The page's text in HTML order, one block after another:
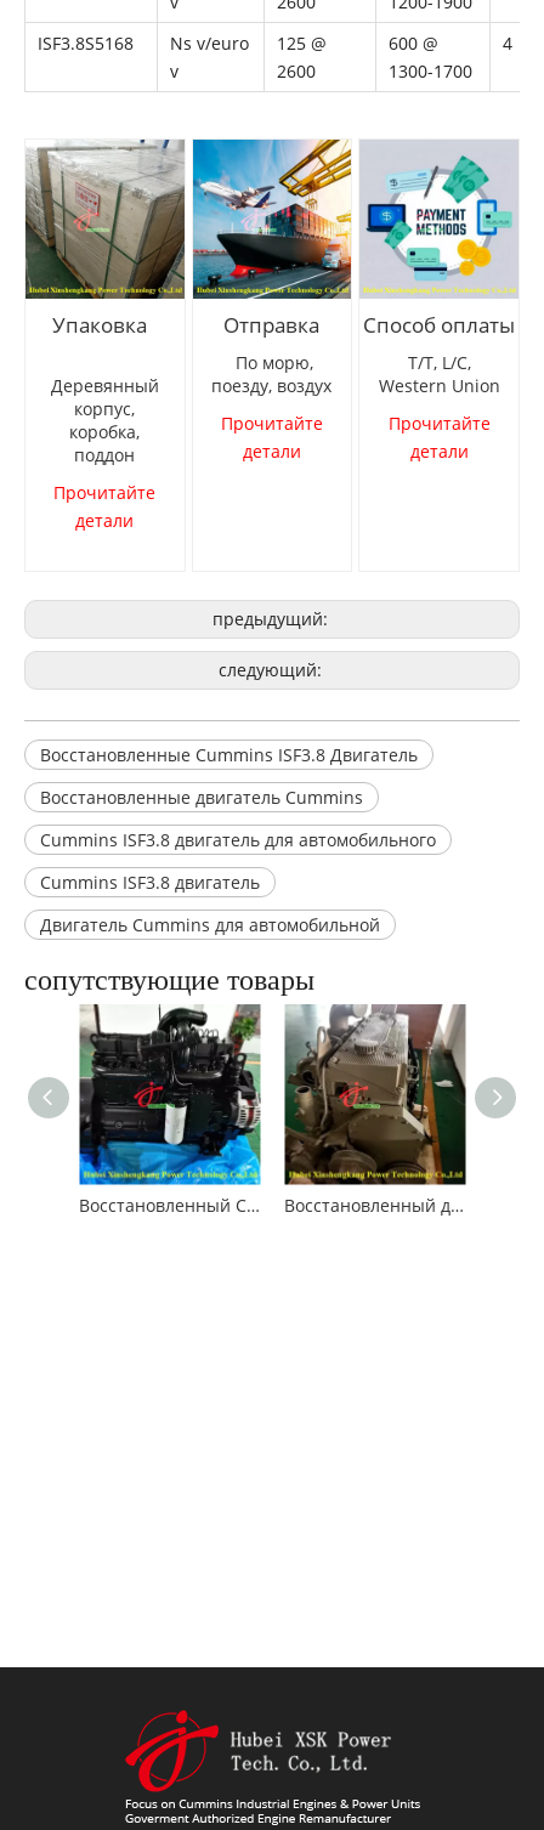
ISF3.8S5168
Ns v/euro
v
125 @
2600
600 @
1300-1700
4
Упаковка
Деревянный
корпус,
коробка,
поддон
Прочитайте
детали
Отправка
По морю,
поезду, воздух
Прочитайте
детали
Способ оплаты
T/T, L/C,
Western Union
Прочитайте
детали
предыдущий:
следующий:
Восстановленные Cummins ISF3.8 Двигатель
Восстановленные двигатель Cummins
Cummins ISF3.8 двигатель для автомобильного
Cummins ISF3.8 двигатель
Двигатель Cummins для автомобильной
сопутствующие товары
Восстановленный Cummins 6C8.3 Двигатель для автомобилей Восстановленный двигатель Cummins ISM11 для автомобильной